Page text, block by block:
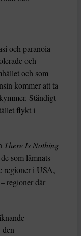
och paranoia
och
och som
kommer att ta
Ständigt
flykt i
There Is Nothing
som lämnats
regioner i USA,
regioner där